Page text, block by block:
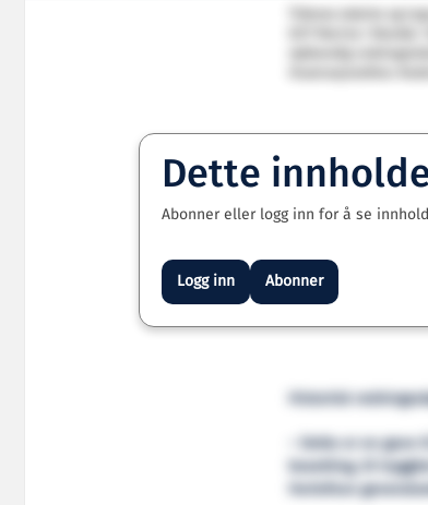
Tidenes største og
Dette
Abonner eller logg inn for å se
Logg inn Abonner
Historisk
– Dette er en
bosetting, til
Herlofson